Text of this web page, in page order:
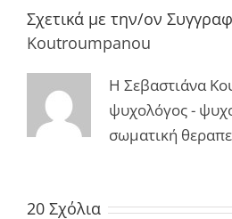
Σχετικά με την/ον
Koutroumpanou
Η Σεβαστιάνα
ψυχολόγος -
σωματική
20 Σχόλια